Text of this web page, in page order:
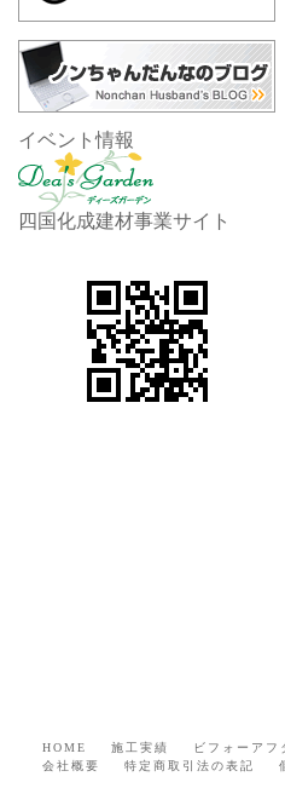
イベント情報
四国化成建材事業サイト
HOME 施工実績 ビフォーアフ
会社概要
特定商取引法の表記